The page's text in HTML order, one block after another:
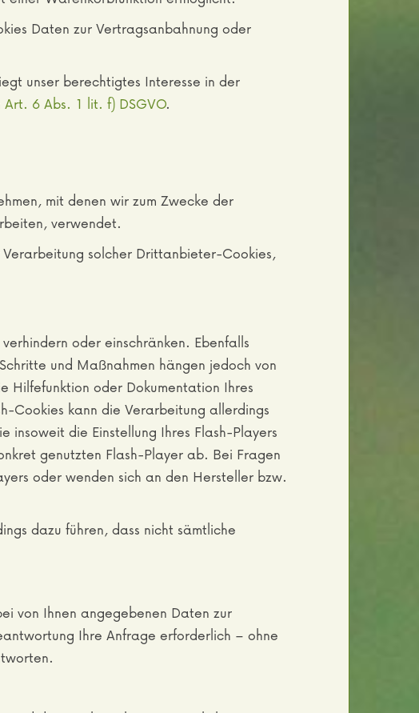
Daten zur Vertragsanbahnung oder
unser berechtigtes Interesse in der
Art. 6 Abs. 1 lit. f) DSGVO.
mit denen wir zum Zwecke der
verwendet.
solcher Drittanbieter-Cookies,
oder einschränken. Ebenfalls
und Maßnahmen hängen jedoch von
Hilfefunktion oder Dokumentation Ihres
Cookies kann die Verarbeitung allerdings
insoweit die Einstellung Ihres Flash-Players
genutzten Flash-Player ab. Bei Fragen
oder wenden sich an den Hersteller bzw.
dazu führen, dass nicht sämtliche
von Ihnen angegebenen Daten zur
Ihre Anfrage erforderlich – ohne